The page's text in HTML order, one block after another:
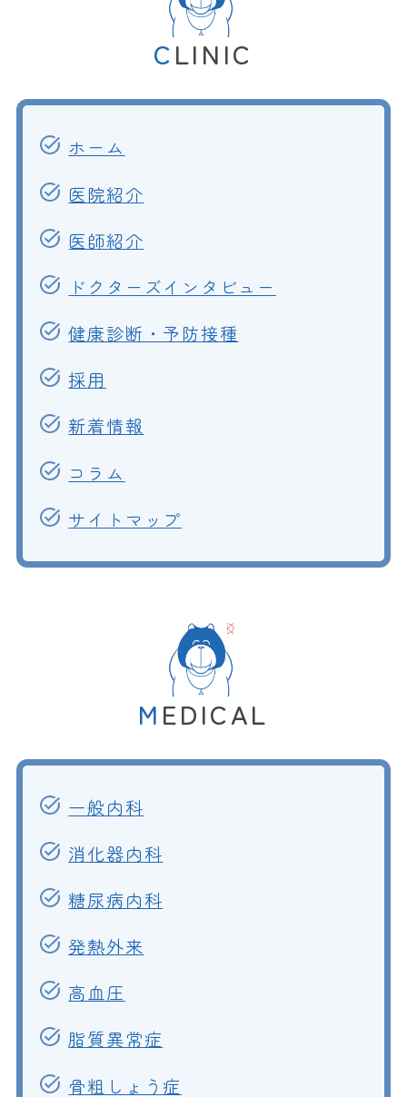
CLINIC
ホーム
医院紹介
医師紹介
ドクターズインタビュー
健康診断・予防接種
採用
新着情報
コラム
サイトマップ
MEDICAL
一般内科
消化器内科
糖尿病内科
発熱外来
高血圧
脂質異常症
骨粗しょう症